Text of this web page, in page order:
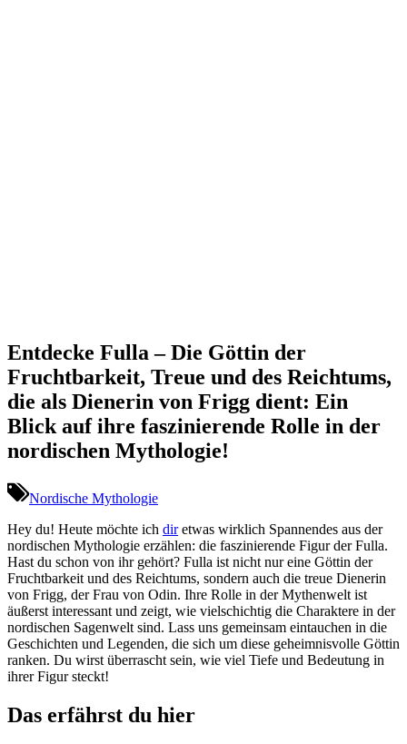
Entdecke Fulla – Die Göttin der
Fruchtbarkeit, Treue und des Reichtums,
die als Dienerin von Frigg dient: Ein
Blick auf ihre faszinierende Rolle in der
nordischen Mythologie!
Nordische Mythologie
Hey du! Heute möchte ich diretwas wirklich Spannendes‍ aus der⁤
nordischen Mythologie erzählen: die faszinierende ‍Figur ‍der Fulla.
Hast du‌ schon von ihr gehört? ‌Fulla ist nicht nur eine Göttin‌ der
Fruchtbarkeit und⁣ des⁤ Reichtums, sondern auch die treue Dienerin
von Frigg, der Frau von‍ Odin. Ihre ⁢Rolle‌ in der Mythenwelt ist
äußerst interessant und zeigt, wie vielschichtig die Charaktere ⁢in‍ der
nordischen Sagenwelt sind.​ Lass uns gemeinsam eintauchen in die
Geschichten und Legenden, die sich um‌ diese geheimnisvolle Göttin
ranken.​ Du​ wirst ⁣überrascht sein, wie viel⁤ Tiefe und Bedeutung in
ihrer Figur‌ steckt!
Das erfährst du hier